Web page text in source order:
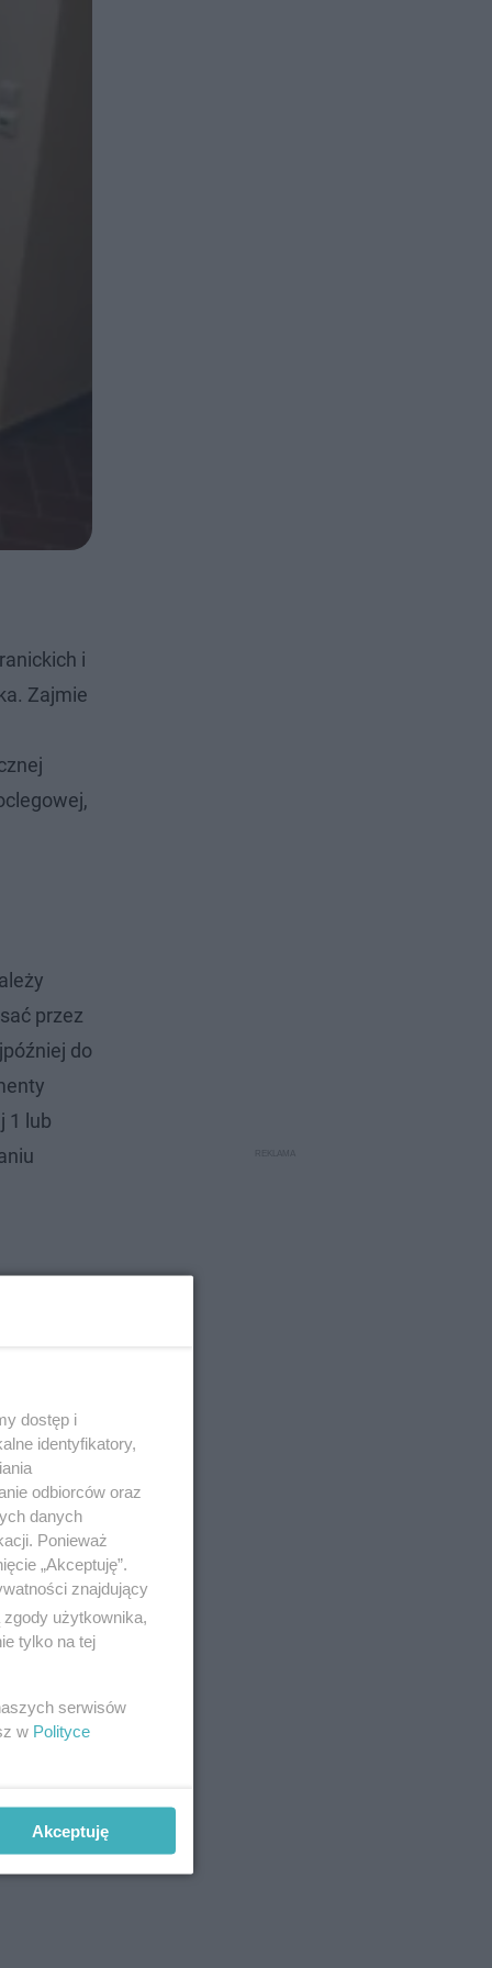
i
Zajmie
przez
do
1 lub
dostęp i
identyfikatory,
odbiorców oraz
danych
Ponieważ
„Akceptuję”.
znajdujący
użytkownika,
tylko na tej
serwisów
w Polityce
Akceptuję